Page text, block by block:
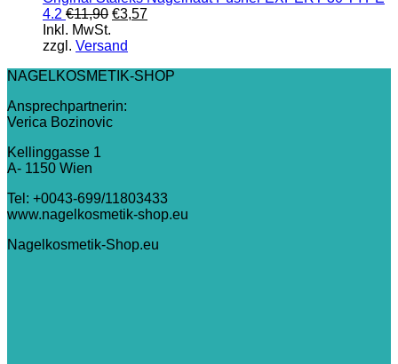
4.2 €11,90 €3,57
Inkl. MwSt.
zzgl. Versand
NAGELKOSMETIK-SHOP
Ansprechpartnerin:
Verica Bozinovic
Kellinggasse 1
A- 1150 Wien
Tel: +0043-699/11803433
www.nagelkosmetik-shop.eu
Nagelkosmetik-Shop.eu